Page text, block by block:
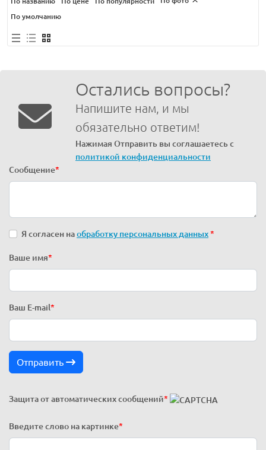
По умолчанию
Остались вопросы?
Напишите нам, и мы
обязательно ответим!
Нажимая Отправить вы соглашаетесь с
политикой конфиденциальности
Сообщение*
Я согласен наобработку персональных данных*
Ваше имя*
Ваш E-mail*
Отправить
Защита от автоматических сообщений*
Введите слово на картинке*